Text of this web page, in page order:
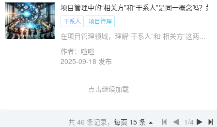
标，激发团队的创造力，最终实现那些看
似不可能的成果。本文将深入探讨项目管
理为何被视为“目标导向的艺术”，帮助各
位理解这一理念如何在现实中运作，并提
供实用的经验与方法。
项目管理中的“相关方”和“干系人”是同一概念吗？如
干系人 项目管理
在项目管理领域，理解“干系人”和“相关方”这两个
概念的重要性不容小觑。根据《项目管理知识体系
指南》（PMBOK&reg;指南），这些术语在项目的
计划和执行过程中发挥着重要作用。然而，在实际
除这种困惑，我们将在本文中深入探讨“干系人”和
作者：喧喧
2025-09-18 发布
点击继续加载
共 46 条记录， 每页 15 条 1/4